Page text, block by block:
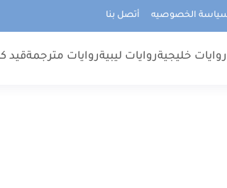
الخصوصيه أتصل بنا
روايات خليجيةروايات ليبيةروايات مترجمةقيد